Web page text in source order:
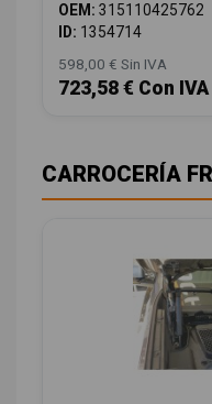
OEM: 315110425762
ID: 1354714
598,00 € Sin IVA
723,58 € Con IVA
CARROCERÍA